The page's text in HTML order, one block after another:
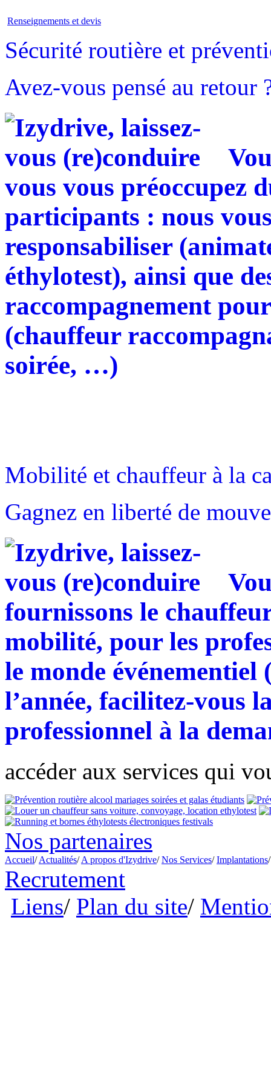
Renseignements et devis
Sécurité routière et
Avez-vous pensé au retour
vous vous préoccupez
participants : nous
responsabiliser
éthylotest), ainsi que
raccompagnementpour
(chauffeur
soirée, …)
Mobilité et chauffeur à la
Gagnez en liberté de
fournissons le
mobilité, pour les
le monde
l’année, facilitez-vous
professionnel à la
accéder aux services qui
Nos partenaires
Accueil/Actualités/A propos d'Izydrive/Nos Services/Implantations
Recrutement
Liens/ Plan du site/